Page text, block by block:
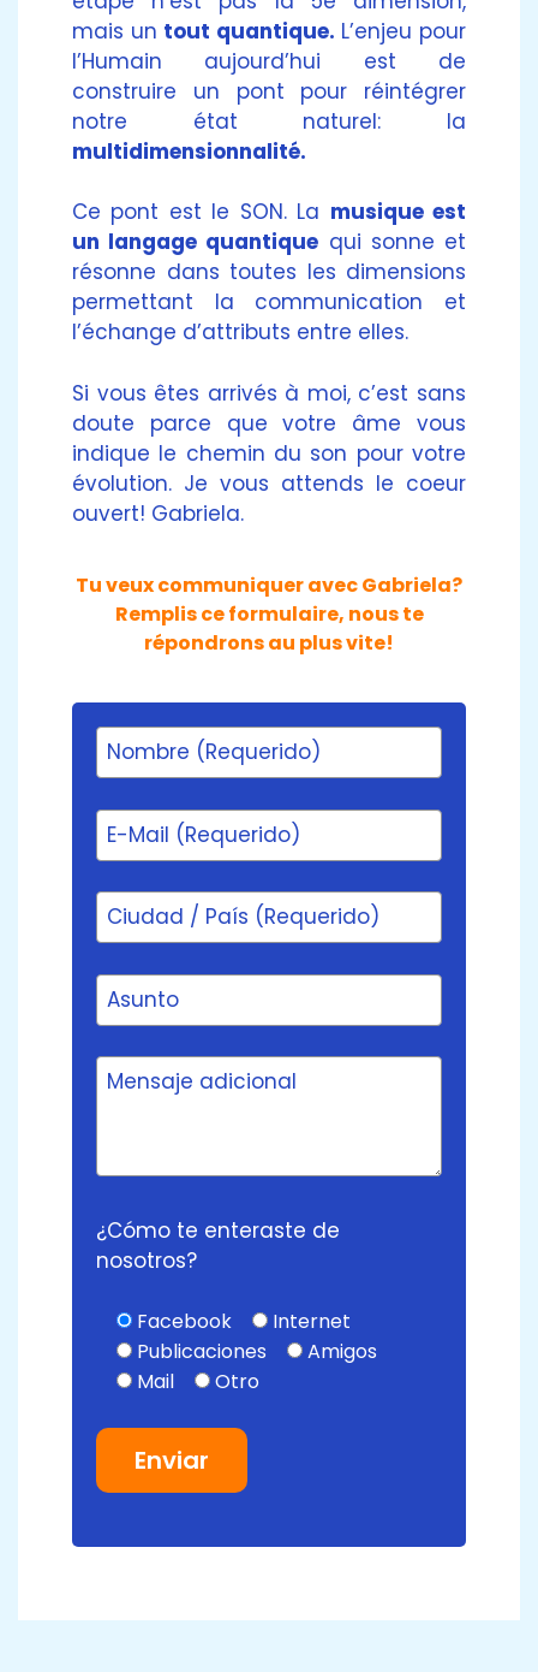
mais un tout quantique. L’enjeu pour
l’Humain aujourd’hui est de
construire un pont pour réintégrer
notre état naturel: la
multidimensionnalité.
Ce pont est le SON. La musique est
un langage quantique qui sonne et
résonne dans toutes les dimensions
permettant la communication et
l’échange d’attributs entre elles.
Si vous êtes arrivés à moi, c’est sans
doute parce que votre âme vous
indique le chemin du son pour votre
évolution. Je vous attends le coeur
ouvert! Gabriela.
Tu veux communiquer avec Gabriela?
Remplis ce formulaire, nous te
répondrons au plus vite!
¿Cómo te enteraste de
nosotros?
Facebook
Internet
Publicaciones
Amigos
Mail
Otro